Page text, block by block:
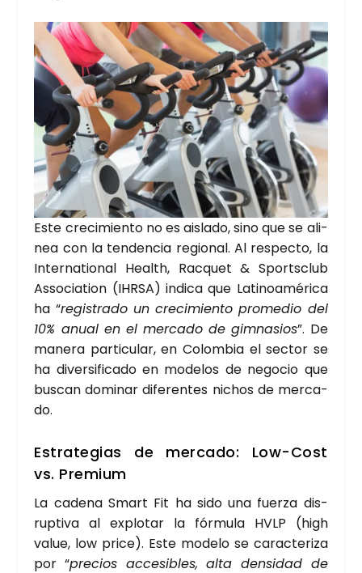
Este cre­ci­mien­to no es ais­la­do, sino que se ali­
nea con la ten­den­cia regio­nal. Al res­pec­to, la
Inter­na­tio­nal Health, Rac­quet & Spor­ts­club
Asso­cia­tion (IHR­SA) indi­ca que Lati­noa­mé­ri­ca
ha “regis­tra­do un cre­ci­mien­to pro­me­dio del
10% anual en el mer­ca­do de gim­na­sios”. De
mane­ra par­ti­cu­lar, en Colom­bia el sec­tor se
ha diver­si­fi­ca­do en mode­los de nego­cio que
bus­can domi­nar dife­ren­tes nichos de mer­ca­
do.
Estra­te­gias de mer­ca­do: Low-Cost
vs. Pre­mium
La cade­na Smart Fit ha sido una fuer­za dis­
rup­ti­va al explo­tar la fór­mu­la HVLP (high
value, low pri­ce). Este mode­lo se carac­te­ri­za
por “pre­cios acce­si­bles, alta den­si­dad de